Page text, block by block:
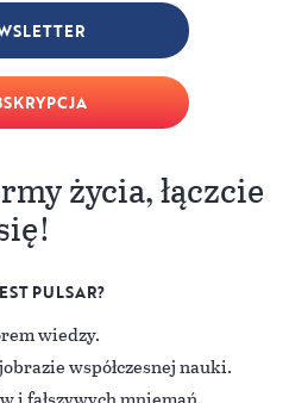
życia, łączcie
PULSAR?
wiedzy.
współczesnej nauki.